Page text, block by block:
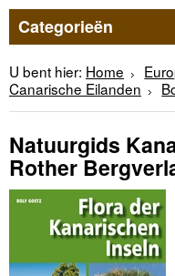
Categorieën
U bent hier: Home
Canarische Eilanden
Natuurgids
Rother